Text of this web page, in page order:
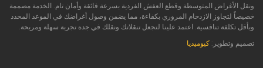
ونقل الأغراض المتوسطة وقطع العفش الفردية بسرعة فائقة وأمان تام. الخدمة مصممة
خصيصاً لتجاوز الازدحام المروري بكفاءة، مما يضمن وصول أغراضك في الموعد المحدد
وبأقل تكلفة تنافسية. اعتمد علينا لتجعل تنقلاتك ونقلك في جدة تجربة سهلة ومريحة.
تصميم وتطوير: كيوميديا